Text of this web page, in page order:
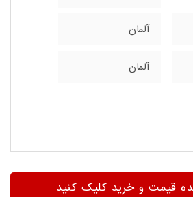
آلمان
آلمان
قیمت و خرید کلیک کنید